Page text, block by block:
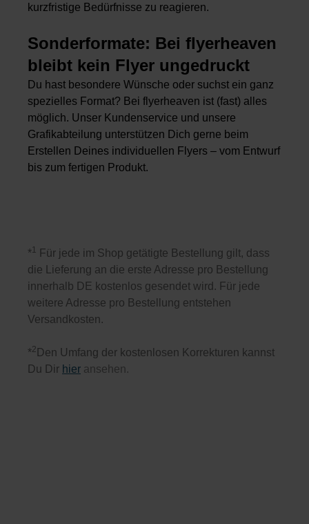
kurzfristige Bedürfnisse zu reagieren.
Sonderformate: Bei flyerheaven
bleibt kein Flyer ungedruckt
Du hast besondere Wünsche oder suchst ein ganz
spezielles Format? Bei flyerheaven ist (fast) alles
möglich. Unser Kundenservice und unsere
Grafikabteilung unterstützen Dich gerne beim
Erstellen Deines individuellen Flyers – vom Entwurf
bis zum fertigen Produkt.
*1
Für jede im Shop getätigte Bestellung gilt, dass
die Lieferung an die erste Adresse pro Bestellung
innerhalb DE kostenlos gesendet wird. Für jede
weitere Adresse pro Bestellung entstehen
Versandkosten.
*2 Den Umfang der kostenlosen Korrekturen kannst
Du Dir hier ansehen.